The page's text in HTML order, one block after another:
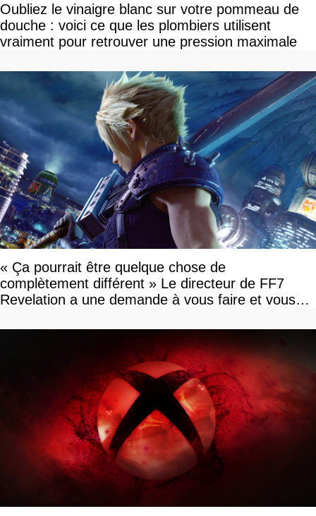
Oubliez le vinaigre blanc sur votre pommeau de
douche : voici ce que les plombiers utilisent
vraiment pour retrouver une pression maximale
« Ça pourrait être quelque chose de
complètement différent » Le directeur de FF7
Revelation a une demande à vous faire et vous